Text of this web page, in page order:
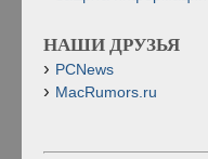
НАШИ ДРУЗЬЯ
PCNews
MacRumors.ru